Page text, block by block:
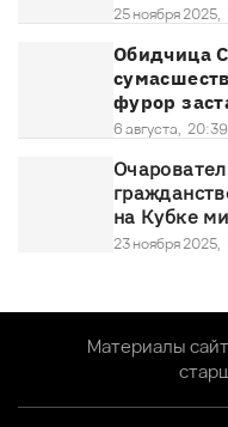
25 ноября 2025,
Обидчица
фурор
6 августа, 20:39
на Кубке
23 ноября 2025,
Материалы